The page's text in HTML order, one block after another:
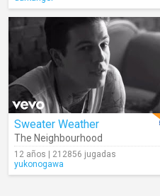
Sweater Weather
The Neighbourhood
12 años | 212856 jugadas
yukonogawa